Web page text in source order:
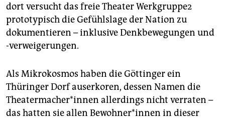
dort versucht das freie Theater Werkgruppe2
prototypisch die Gefühlslage der Nation zu
dokumentieren – inklusive Denkbewegungen und
-verweigerungen.
Als Mikrokosmos haben die Göttinger ein
Thüringer Dorf auserkoren, dessen Namen die
Theatermacher*innen allerdings nicht verraten –
das hatten sie allen Bewohner*innen in dieser